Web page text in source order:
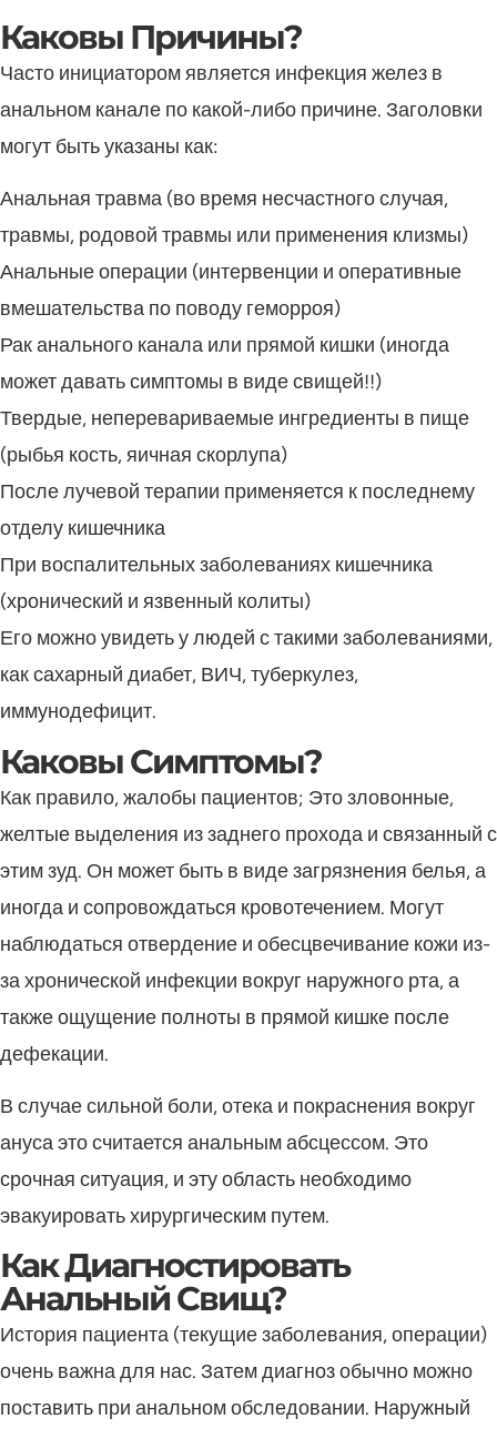
Каковы Причины?
Часто инициатором является инфекция желез в
анальном канале по какой-либо причине. Заголовки
могут быть указаны как:
Анальная травма (во время несчастного случая,
травмы, родовой травмы или применения клизмы)
Анальные операции (интервенции и оперативные
вмешательства по поводу геморроя)
Рак анального канала или прямой кишки (иногда
может давать симптомы в виде свищей!!)
Твердые, неперевариваемые ингредиенты в пище
(рыбья кость, яичная скорлупа)
После лучевой терапии применяется к последнему
отделу кишечника
При воспалительных заболеваниях кишечника
(хронический и язвенный колиты)
Его можно увидеть у людей с такими заболеваниями,
как сахарный диабет, ВИЧ, туберкулез,
иммунодефицит.
Каковы Симптомы?
Как правило, жалобы пациентов; Это зловонные,
желтые выделения из заднего прохода и связанный с
этим зуд. Он может быть в виде загрязнения белья, а
иногда и сопровождаться кровотечением. Могут
наблюдаться отвердение и обесцвечивание кожи из-
за хронической инфекции вокруг наружного рта, а
также ощущение полноты в прямой кишке после
дефекации.
В случае сильной боли, отека и покраснения вокруг
ануса это считается анальным абсцессом. Это
срочная ситуация, и эту область необходимо
эвакуировать хирургическим путем.
Как Диагностировать
Анальный Свищ?
История пациента (текущие заболевания, операции)
очень важна для нас. Затем диагноз обычно можно
поставить при анальном обследовании. Наружный